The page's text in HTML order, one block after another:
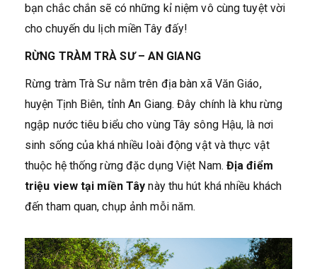
bạn chắc chắn sẽ có những kỉ niệm vô cùng tuyệt vời
cho chuyến du lịch miền Tây đấy!
RỪNG TRÀM TRÀ SƯ – AN GIANG
Rừng tràm Trà Sư nằm trên địa bàn xã Văn Giáo,
huyện Tịnh Biên, tỉnh An Giang. Đây chính là khu rừng
ngập nước tiêu biểu cho vùng Tây sông Hậu, là nơi
sinh sống của khá nhiều loài động vật và thực vật
thuộc hệ thống rừng đặc dụng Việt Nam. Địa điểm
triệu view tại miền Tâynày thu hút khá nhiều khách
đến tham quan, chụp ảnh mỗi năm.